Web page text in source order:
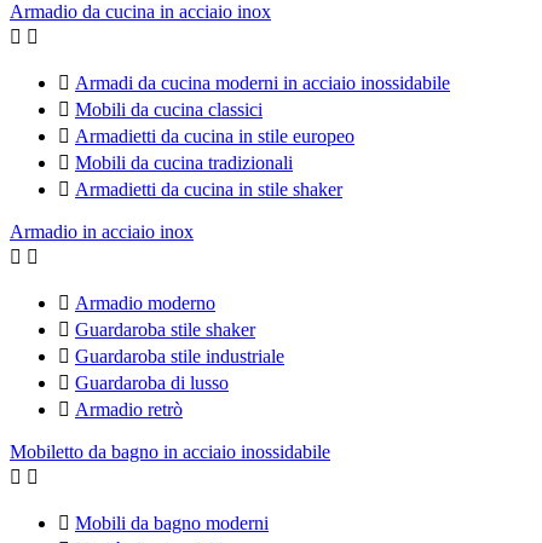
Armadio da cucina in acciaio inox
 
 Armadi da cucina moderni in acciaio inossidabile
 Mobili da cucina classici
 Armadietti da cucina in stile europeo
 Mobili da cucina tradizionali
 Armadietti da cucina in stile shaker
Armadio in acciaio inox
 
 Armadio moderno
 Guardaroba stile shaker
 Guardaroba stile industriale
 Guardaroba di lusso
 Armadio retrò
Mobiletto da bagno in acciaio inossidabile
 
 Mobili da bagno moderni